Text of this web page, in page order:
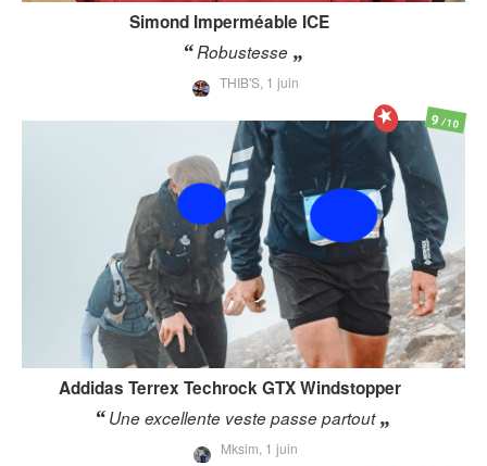
Simond Imperméable ICE
Robustesse
THIB'S, 1 juin
Addidas Terrex Techrock GTX Windstopper
Une excellente veste passe partout
Mksim, 1 juin
9/10